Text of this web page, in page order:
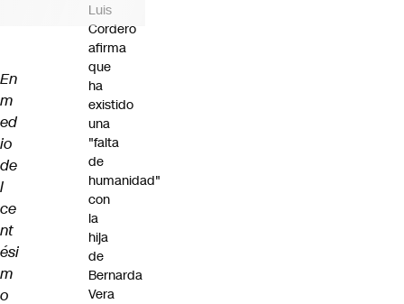
En
m
ed
io
de
l
ce
nt
ési
m
o
Luis
Cordero
afirma
que
ha
existido
una
"falta
de
humanidad"
con
la
hija
de
Bernarda
Vera